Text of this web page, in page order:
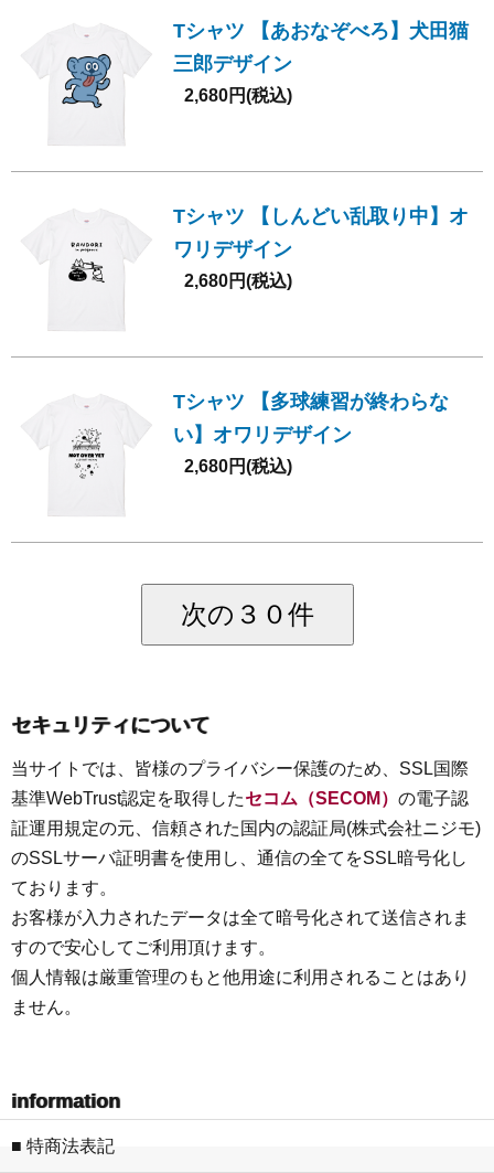
Tシャツ 【あおなぞべろ】犬田猫
三郎デザイン
2,680円(税込)
Tシャツ 【しんどい乱取り中】オ
ワリデザイン
2,680円(税込)
Tシャツ 【多球練習が終わらな
い】オワリデザイン
2,680円(税込)
セキュリティについて
当サイトでは、皆様のプライバシー保護のため、SSL国際
基準WebTrust認定を取得したセコム（SECOM） の電子認
証運用規定の元、信頼された国内の認証局(株式会社ニジモ)
のSSLサーバ証明書を使用し、通信の全てをSSL暗号化し
ております。
お客様が入力されたデータは全て暗号化されて送信されま
すので安心してご利用頂けます。
個人情報は厳重管理のもと他用途に利用されることはあり
ません。
information
■ 特商法表記